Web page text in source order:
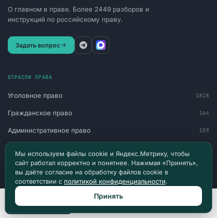
О главном в праве. Более 2449 разборов и
инструкций по российскому праву.
Задать вопрос
ОТРАСЛИ ПРАВА
Уголовное право 1818
Гражданское право 164
Административное право 159
Финансы и обязательства
Военное право
Миграция и статус
Мы используем файлы cookie и Яндекс.Метрику, чтобы
сайт работал корректно и понятнее. Нажимая «Принять»,
вы даёте согласие на обработку файлов cookie в
соответствии с политикой конфиденциальности.
Принять